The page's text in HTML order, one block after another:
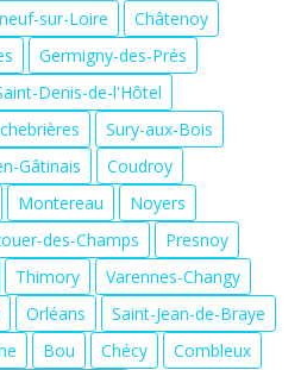
sur-Loire
Châtenoy
Germigny-des-Prés
Denis-de-l'Hôtel
Sury-aux-Bois
Gâtinais
Coudroy
Montereau
Noyers
des-Champs
Presnoy
Thimory
Varennes-Changy
Orléans
Saint-Jean-de-Braye
Bou Chécy
Combleux